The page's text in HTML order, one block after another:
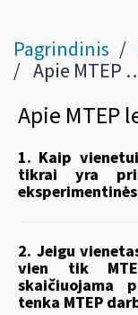
Pagrindinis
Apie MTEP lengvatas
Apie MTEP
1. Kaip
tikrai yra
2. Jeigu
vien tik
skaičiuojama
tenka MTEP